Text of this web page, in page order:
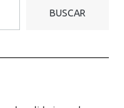
BUSCAR